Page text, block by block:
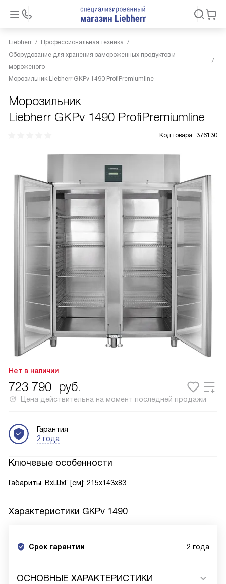
Liebherr
Профессиональная техника
Оборудование для хранения замороженных продуктов и
мороженого
Морозильник Liebherr GKPv 1490 ProfiPremiumline
Морозильник
Liebherr GKPv 1490 ProfiPremiumline
Код товара: 376130
Нет в наличии
723 790 руб.
Цена действительна на момент последней продажи
Гарантия
2 года
Ключевые особенности
Габариты, ВxШxГ [см]: 215x143x83
Характеристики GKPv 1490
Срок гарантии 2 года
ОСНОВНЫЕ ХАРАКТЕРИСТИКИ